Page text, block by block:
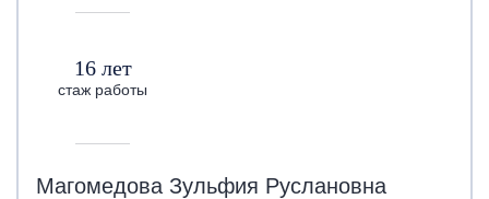
16 лет
стаж работы
Магомедова Зульфия Руслановна